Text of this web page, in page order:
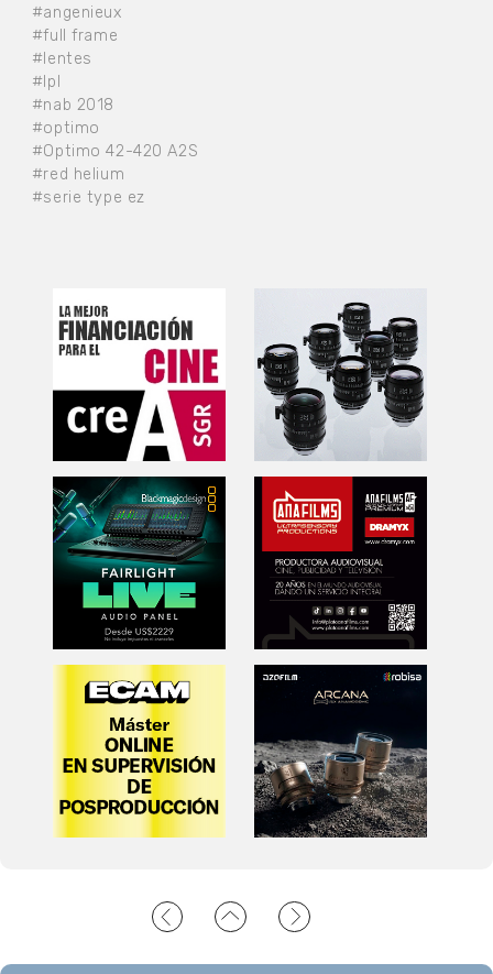
#angenieux
#full frame
#lentes
#lpl
#nab 2018
#optimo
#Optimo 42-420 A2S
#red helium
#serie type ez